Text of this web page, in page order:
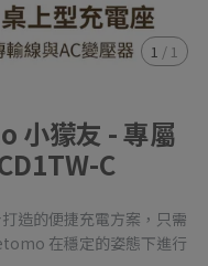
1 / 1
小獴友 - 專屬
C
造的便捷充電方案，只需
在穩定的姿態下進行